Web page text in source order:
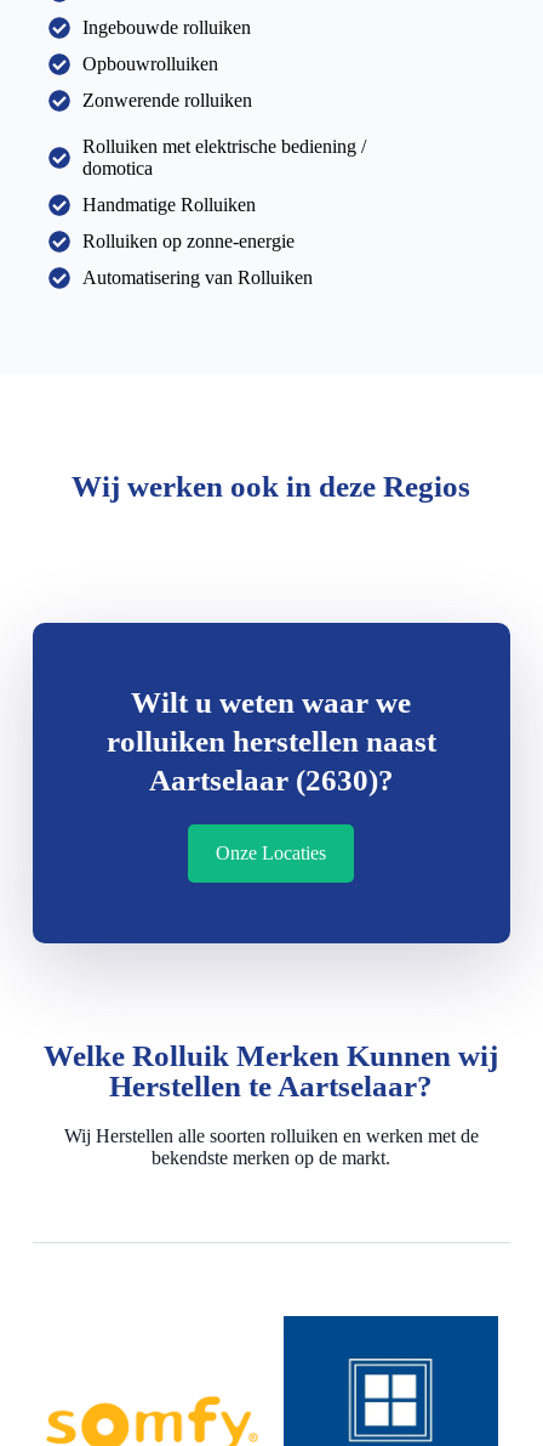
Ingebouwde rolluiken
Opbouwrolluiken
Zonwerende rolluiken
Rolluiken met elektrische bediening /
domotica
Handmatige Rolluiken
Rolluiken op zonne-energie
Automatisering van Rolluiken
Wij werken ook in deze Regios
Wilt u weten waar we
rolluiken herstellen naast
Aartselaar (2630)?
Onze Locaties
Welke Rolluik Merken Kunnen wij
Herstellen te Aartselaar?
Wij Herstellen alle soorten rolluiken en werken met de
bekendste merken op de markt.